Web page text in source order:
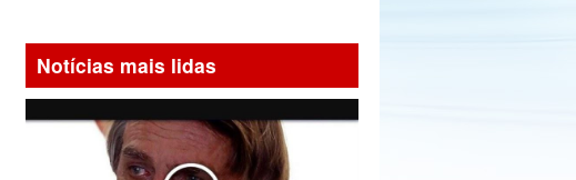
Notícias mais lidas